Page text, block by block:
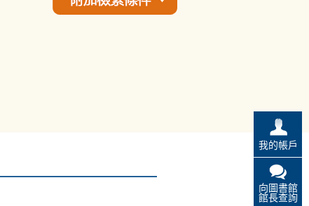
我的帳戶
向圖書館
館長查詢